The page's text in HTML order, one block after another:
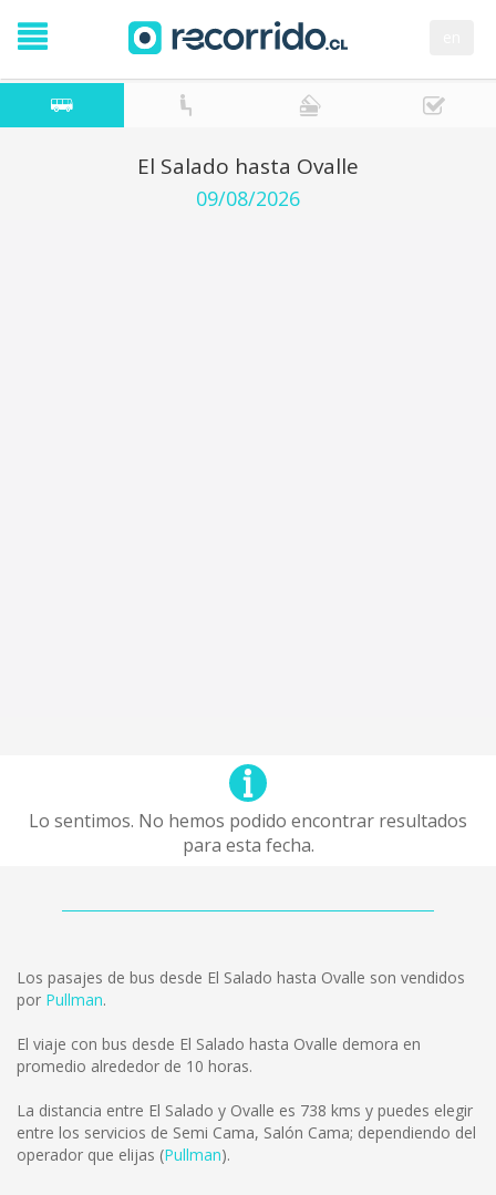
El Salado hasta Ovalle
09/08/2026
Lo sentimos. No hemos podido encontrar resultados
para esta fecha.
Los pasajes de bus desde El Salado hasta Ovalle son vendidos
por Pullman.
El viaje con bus desde El Salado hasta Ovalle demora en
promedio alrededor de 10 horas.
La distancia entre El Salado y Ovalle es 738 kms y puedes elegir
entre los servicios de Semi Cama, Salón Cama; dependiendo del
operador que elijas (Pullman).